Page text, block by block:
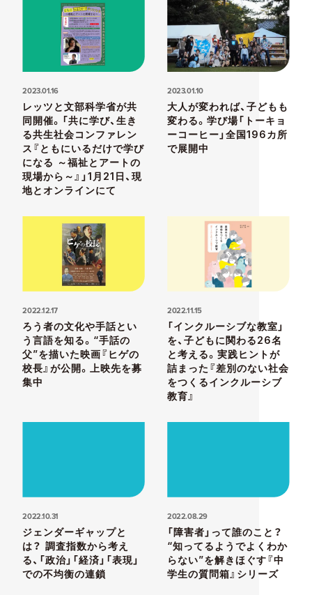
2023.01.16
レッツと文部科学省が共
同開催。「共に学び、生き
る共生社会コンファレン
ス『ともにいるだけで学び
になる ～福祉とアートの
現場から～』」1月21日、現
地とオンラインにて
2023.01.10
大人が変われば、子どもも
変わる。学び場「トーキョ
ーコーヒー」全国196カ所
で展開中
2022.12.17
ろう者の文化や手話とい
う言語を知る。“手話の
父”を描いた映画『ヒゲの
校長』が公開。上映先を募
集中
2022.11.15
「インクルーシブな教室」
を、子どもに関わる26名
と考える。実践ヒントが
詰まった『差別のない社会
をつくるインクルーシブ
教育』
2022.10.31
ジェンダーギャップと
は？ 調査指数から考え
る、「政治」「経済」「表現」
での不均衡の連鎖
2022.08.29
「障害者」って誰のこと？
“知ってるようでよくわか
らない”を解きほぐす『中
学生の質問箱』シリーズ